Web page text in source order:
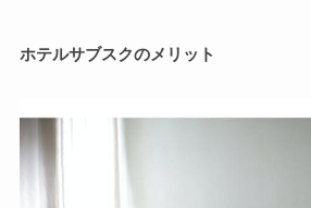
ホテルサブスクのメリット